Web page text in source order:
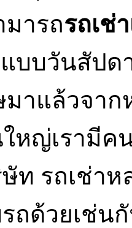
ารถรถเช่
บบวันสัปด
าแล้วจาก
หญ่เรามีค
ท รถเช่า
ด้วยเช่น